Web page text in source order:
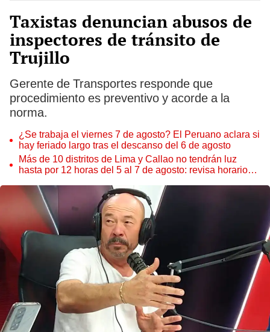
Taxistas denuncian abusos de
inspectores de tránsito de
Trujillo
Gerente de Transportes responde que
procedimiento es preventivo y acorde a la
norma.
¿Se trabaja el viernes 7 de agosto? El Peruano aclara si
hay feriado largo tras el descanso del 6 de agosto
Más de 10 distritos de Lima y Callao no tendrán luz
hasta por 12 horas del 5 al 7 de agosto: revisa horarios y